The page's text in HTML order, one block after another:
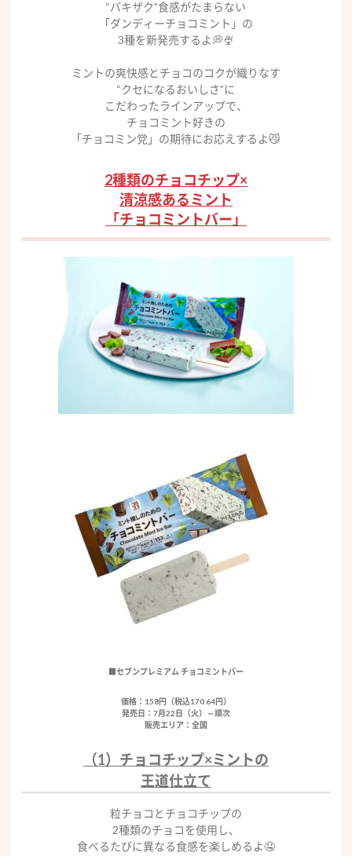
“バキザク”食感がたまらない
「ダンディーチョコミント」の
3種を新発売するよ💭🍨
ミントの爽快感とチョコのコクが織りなす
“クセになるおいしさ”に
こだわったラインアップで、
チョコミント好きの
「チョコミン党」の期待にお応えするよ😼
2種類のチョコチップ×
清涼感あるミント
「チョコミントバー」
■セブンプレミアム チョコミントバー
価格：158円（税込170.64円）
発売日：7月22日（火）～順次
販売エリア：全国
（1）チョコチップ×ミントの
王道仕立て
粒チョコとチョコチップの
2種類のチョコを使用し、
食べるたびに異なる食感を楽しめるよ🤤